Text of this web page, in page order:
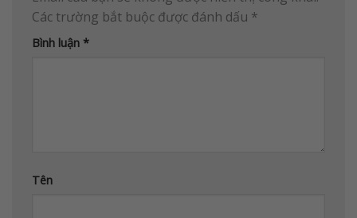
Các trường bắt buộc được đánh dấu *
Bình luận *
Tên